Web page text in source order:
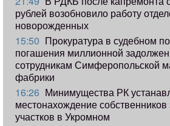
рублей возобновило работу
новорожденных
15:50 Прокуратура в судебном
погашения миллионной
сотрудникам Симферопольской
фабрики
16:26 Минимущества РК
местонахождение
участков в Укромном